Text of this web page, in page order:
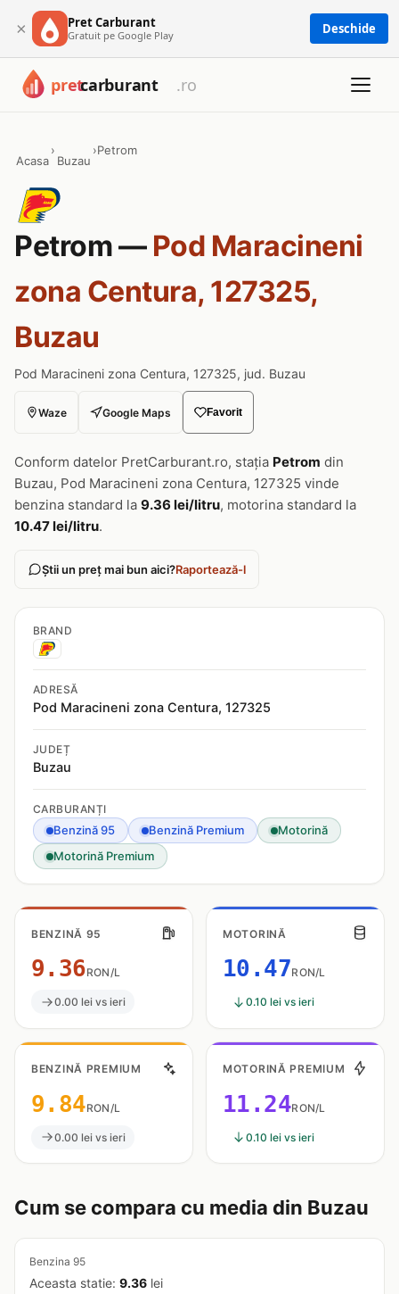
× Pret Carburant
Gratuit pe Google Play Deschide
Acasa
›
Buzau
›Petrom
Petrom — Pod Maracineni
zona Centura, 127325,
Buzau
Pod Maracineni zona Centura, 127325, jud. Buzau
Waze Google Maps Favorit
Conform datelor PretCarburant.ro, stația Petrom din
Buzau, Pod Maracineni zona Centura, 127325 vinde
benzina standard la 9.36 lei/litru, motorina standard la
10.47 lei/litru.
Știi un preț mai bun aici?Raportează-l
BRAND
ADRESĂ
Pod Maracineni zona Centura, 127325
JUDEȚ
Buzau
CARBURANȚI
Benzină 95 Benzină Premium
Motorină
Motorină Premium
BENZINĂ 95
9.36RON/L
0.00 lei vs ieri
MOTORINĂ
10.47RON/L
0.10 lei vs ieri
BENZINĂ PREMIUM
9.84RON/L
0.00 lei vs ieri
MOTORINĂ PREMIUM
11.24RON/L
0.10 lei vs ieri
Cum se compara cu media din Buzau
Benzina 95
Aceasta statie: 9.36 lei